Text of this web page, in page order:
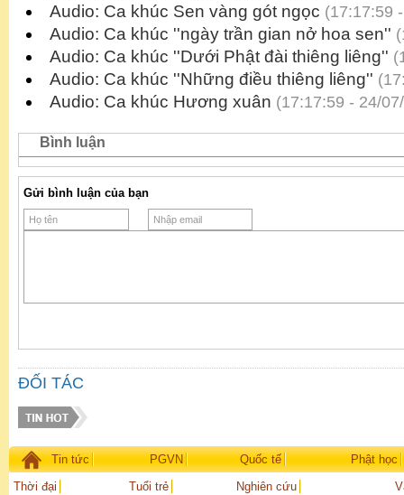
Audio: Ca khúc Sen vàng gót ngọc (17:17:59
Audio: Ca khúc ''ngày trần gian nở hoa sen''
Audio: Ca khúc ''Dưới Phật đài thiêng liêng''
Audio: Ca khúc ''Những điều thiêng liêng''
Audio: Ca khúc Hương xuân (17:17:59 - 24/
Bình luận
Gửi bình luận của bạn
ĐỐI TÁC
Tin tức PGVN Quốc tế
Phật học
Thời đại
Tuổi trẻ Nghiên cứu